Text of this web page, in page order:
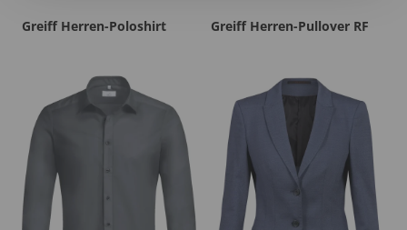
Greiff Herren-Poloshirt Greiff Herren-Pullover RF